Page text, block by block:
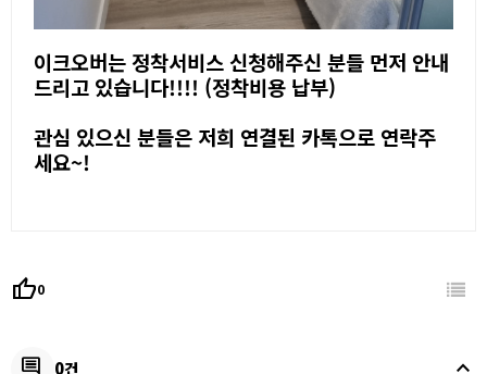
이크오버는 정착서비스 신청해주신 분들 먼저 안내
드리고 있습니다!!!! (정착비용 납부)
관심 있으신 분들은 저희 연결된 카톡으로 연락주
세요~!
thumb_up0
comment 0건